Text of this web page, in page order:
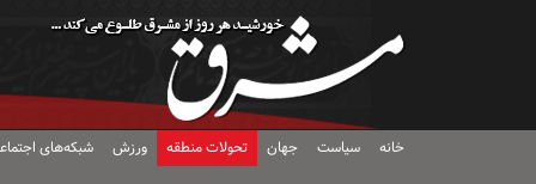
خانه سیاست جهان تحولات منطقه ورزش شبکه‌های